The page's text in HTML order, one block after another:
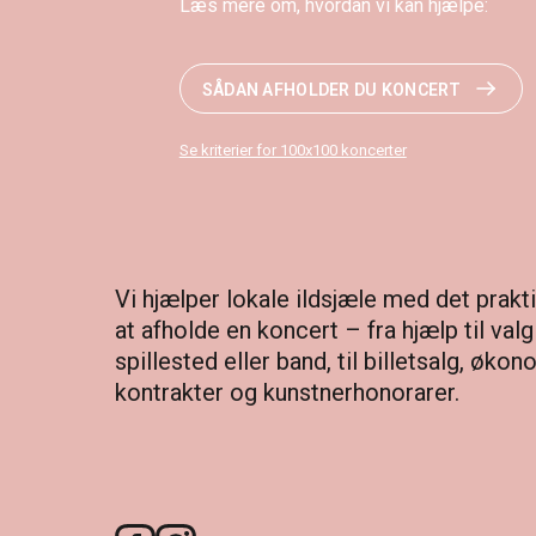
Læs mere om, hvordan vi kan hjælpe:
SÅDAN AFHOLDER DU KONCERT
Se kriterier for 100x100 koncerter
Vi hjælper lokale ildsjæle med det
at afholde en koncert – fra hjælp til
spillested eller band, til billetsalg,
kontrakter og kunstnerhonorarer.